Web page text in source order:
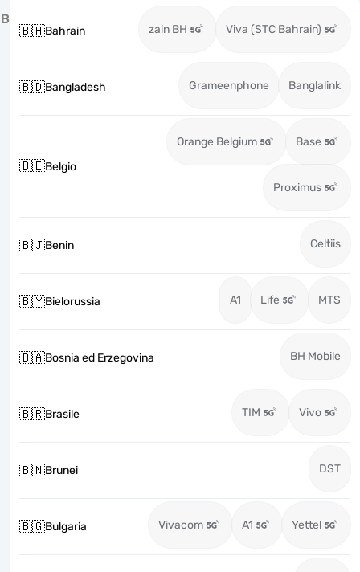
B
🇧🇭Bahrain zain BH Viva (STC Bahrain)
🇧🇩Bangladesh Grameenphone Banglalink
🇧🇪Belgio
Orange Belgium Base
Proximus
🇧🇯Benin Celtiis
🇧🇾Bielorussia A1 Life MTS
🇧🇦Bosnia ed Erzegovina BH Mobile
🇧🇷Brasile TIM Vivo
🇧🇳Brunei DST
🇧🇬Bulgaria Vivacom A1 Yettel